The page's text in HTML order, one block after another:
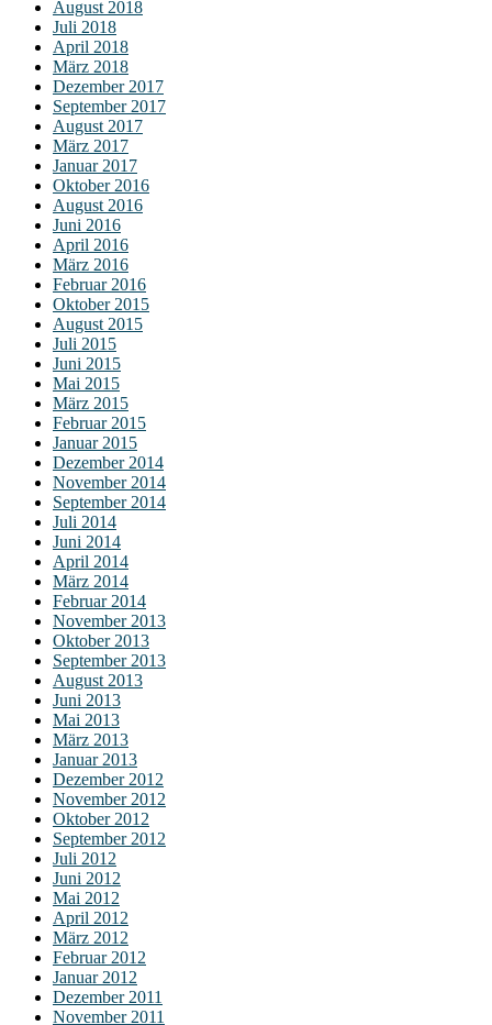
August 2018
Juli 2018
April 2018
März 2018
Dezember 2017
September 2017
August 2017
März 2017
Januar 2017
Oktober 2016
August 2016
Juni 2016
April 2016
März 2016
Februar 2016
Oktober 2015
August 2015
Juli 2015
Juni 2015
Mai 2015
März 2015
Februar 2015
Januar 2015
Dezember 2014
November 2014
September 2014
Juli 2014
Juni 2014
April 2014
März 2014
Februar 2014
November 2013
Oktober 2013
September 2013
August 2013
Juni 2013
Mai 2013
März 2013
Januar 2013
Dezember 2012
November 2012
Oktober 2012
September 2012
Juli 2012
Juni 2012
Mai 2012
April 2012
März 2012
Februar 2012
Januar 2012
Dezember 2011
November 2011